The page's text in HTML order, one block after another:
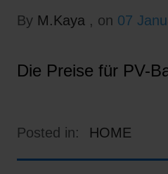
By M.Kaya , on 07
Die Preise für PV-
Posted in: HOME